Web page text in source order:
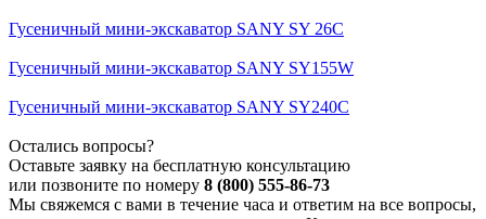
Гусеничный мини-экскаватор SANY SY 26C
Гусеничный мини-экскаватор SANY SY155W
Гусеничный мини-экскаватор SANY SY240C
Остались вопросы?
Оставьте заявку на бесплатную консультацию
или позвоните по номеру 8 (800) 555-86-73
Мы свяжемся с вами в течение часа и ответим на все вопросы,